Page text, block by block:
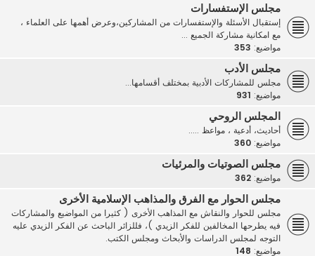
مجلس الإستفسارات
إستقبال الأسئلة والإستفسارات من المشاركين،وعرض أهمها على العلماء ،
مع امكانية مشاركة الجميع ...
مواضيع: 353
مجلس الأدب
مجلس للمشاركات الأدبية بمختلف أقسامها...
مواضيع: 931
المجلس الروحي
أحاديث، أدعية ، مواعظ .....
مواضيع: 360
مجلس الصوتيات والمرئيات
مواضيع: 362
مجلس الحوار مع الفرق والمذاهب الإسلامية الأخرى
مجلس للحوار والنقاش مع المذاهب الأخرى ( كثيرا من المواضيع والمشاركات
فيه يطرحها المخالفين للفكر الزيدي )، فللزائر الباحث عن الفكر الزيدي عليه
التوجه لمجلس الدراسات والأبحاث ومجلس الكتب.
مواضيع: 148